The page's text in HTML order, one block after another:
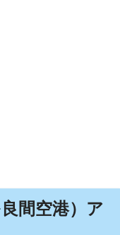
間空港）ア